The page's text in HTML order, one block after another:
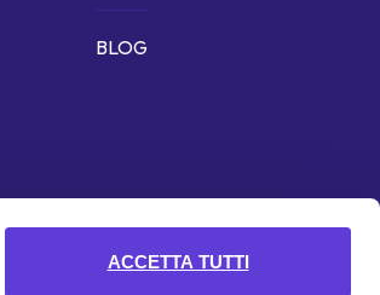
ACCETTA TUTTI
BLOG